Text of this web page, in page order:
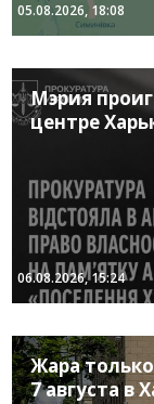
05.08.2026, 18:08
Мэрия
центре
06.08.2026, 15:24
Жара
7 августа в